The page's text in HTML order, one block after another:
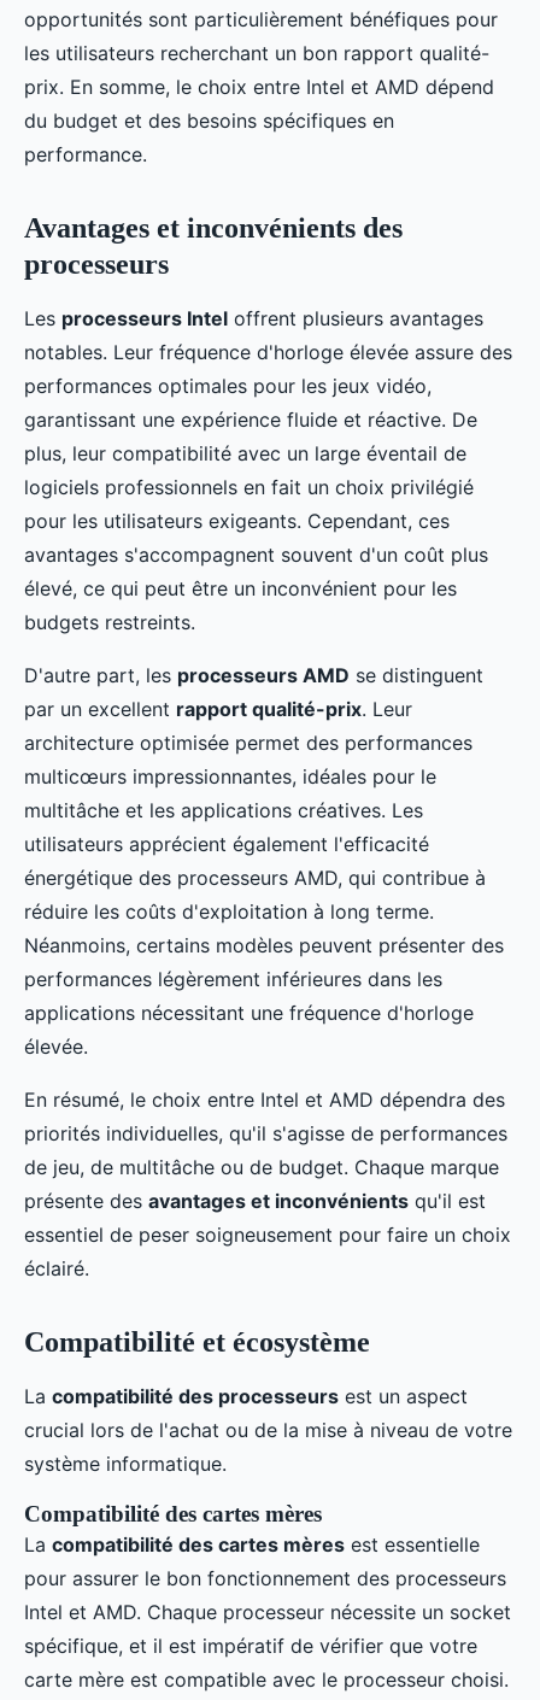
opportunités sont particulièrement bénéfiques pour
les utilisateurs recherchant un bon rapport qualité-
prix. En somme, le choix entre Intel et AMD dépend
du budget et des besoins spécifiques en
performance.
Avantages et inconvénients des
processeurs
Les processeurs Intel offrent plusieurs avantages
notables. Leur fréquence d'horloge élevée assure des
performances optimales pour les jeux vidéo,
garantissant une expérience fluide et réactive. De
plus, leur compatibilité avec un large éventail de
logiciels professionnels en fait un choix privilégié
pour les utilisateurs exigeants. Cependant, ces
avantages s'accompagnent souvent d'un coût plus
élevé, ce qui peut être un inconvénient pour les
budgets restreints.
D'autre part, les processeurs AMD se distinguent
par un excellent rapport qualité-prix. Leur
architecture optimisée permet des performances
multicœurs impressionnantes, idéales pour le
multitâche et les applications créatives. Les
utilisateurs apprécient également l'efficacité
énergétique des processeurs AMD, qui contribue à
réduire les coûts d'exploitation à long terme.
Néanmoins, certains modèles peuvent présenter des
performances légèrement inférieures dans les
applications nécessitant une fréquence d'horloge
élevée.
En résumé, le choix entre Intel et AMD dépendra des
priorités individuelles, qu'il s'agisse de performances
de jeu, de multitâche ou de budget. Chaque marque
présente des avantages et inconvénients qu'il est
essentiel de peser soigneusement pour faire un choix
éclairé.
Compatibilité et écosystème
La compatibilité des processeurs est un aspect
crucial lors de l'achat ou de la mise à niveau de votre
système informatique.
Compatibilité des cartes mères
La compatibilité des cartes mères est essentielle
pour assurer le bon fonctionnement des processeurs
Intel et AMD. Chaque processeur nécessite un socket
spécifique, et il est impératif de vérifier que votre
carte mère est compatible avec le processeur choisi.